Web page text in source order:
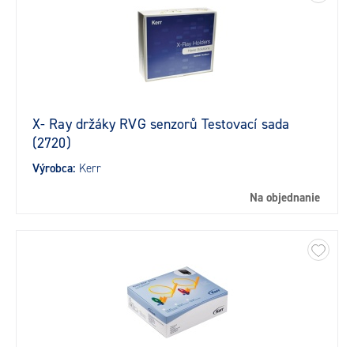
X- Ray držáky RVG senzorů Testovací sada
(2720)
Výrobca: Kerr
Na objednanie